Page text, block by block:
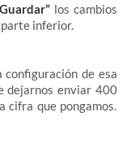
los cambios
inferior.
configuración de esa
dejarnos enviar 400
que pongamos.